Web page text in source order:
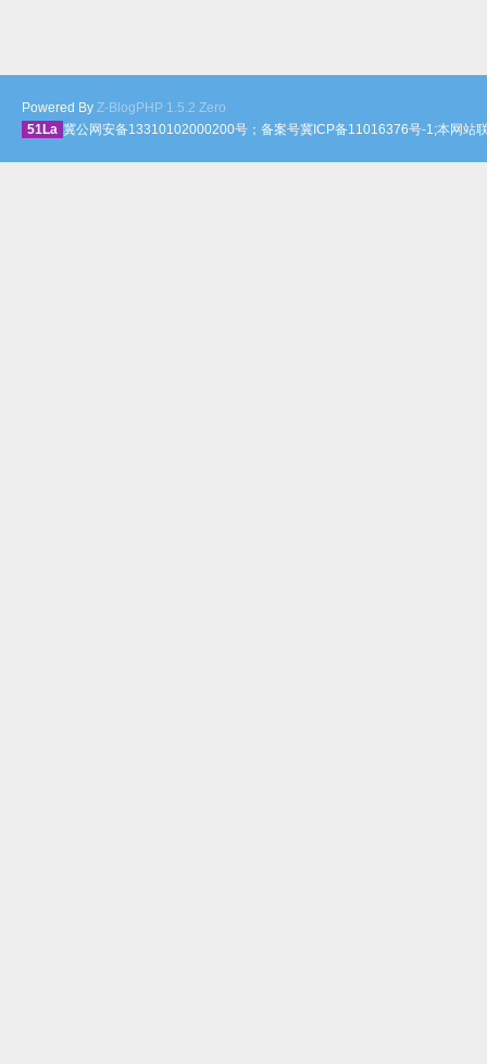
Powered By Z-BlogPHP 1.5.2 Zero
51La 冀公网安备13310102000200号；备案号冀ICP备11016376号-1;本网站